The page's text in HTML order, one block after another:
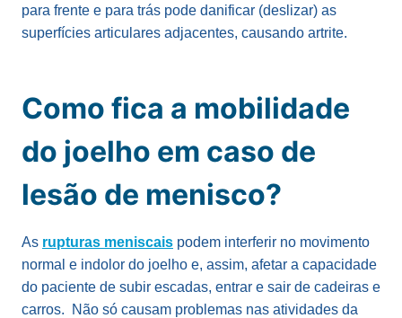
para frente e para trás pode danificar (deslizar) as
superfícies articulares adjacentes, causando artrite.
Como fica a mobilidade
do joelho em caso de
lesão de menisco?
As rupturas meniscais podem interferir no movimento
normal e indolor do joelho e, assim, afetar a capacidade
do paciente de subir escadas, entrar e sair de cadeiras e
carros. Não só causam problemas nas atividades da